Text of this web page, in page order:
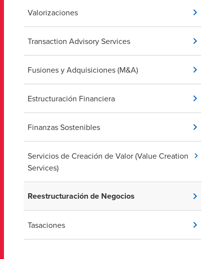
Valorizaciones
Transaction Advisory Services
Fusiones y Adquisiciones (M&A)
Estructuración Financiera
Finanzas Sostenibles
Servicios de Creación de Valor (Value Creation
Services)
Reestructuración de Negocios
Tasaciones